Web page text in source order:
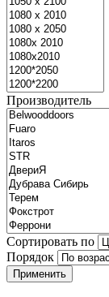
Производитель
Сортировать по
Порядок